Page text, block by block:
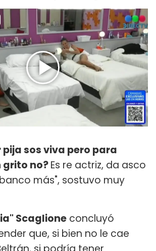
sos viva pero para
grito no?Es re actriz, da asco
más", sostuvo muy
Scaglione concluyó
que, si bien no le cae